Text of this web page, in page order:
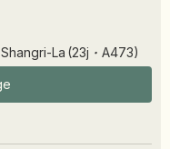
La (23j · A473)